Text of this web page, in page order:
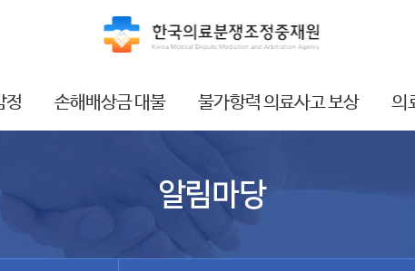
정 손해배상금 대불 불가항력 의료사고 보상 의
알림마당